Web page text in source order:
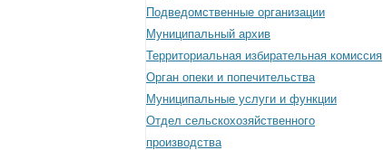
Подведомственные организации
Муниципальный архив
Территориальная избирательная комиссия
Орган опеки и попечительства
Муниципальные услуги и функции
Отдел сельскохозяйственного
производства